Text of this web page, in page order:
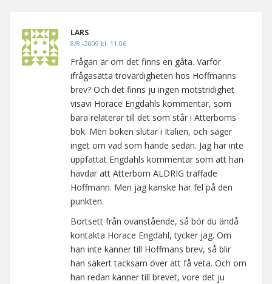
LARS
8/8 -2009 kl. 11:06
Frågan är om det finns en gåta. Varför
ifrågasätta trovärdigheten hos Hoffmanns
brev? Och det finns ju ingen motstridighet
visavi Horace Engdahls kommentar, som
bara relaterar till det som står i Atterboms
bok. Men boken slutar i Italien, och säger
inget om vad som hände sedan. Jag har inte
uppfattat Engdahls kommentar som att han
hävdar att Atterbom ALDRIG träffade
Hoffmann. Men jag kanske har fel på den
punkten.
Bortsett från ovanstående, så bör du ändå
kontakta Horace Engdahl, tycker jag. Om
han inte känner till Hoffmans brev, så blir
han säkert tacksam över att få veta. Och om
han redan känner till brevet, vore det ju